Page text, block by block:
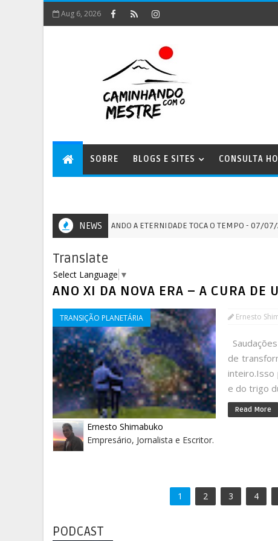
Aug 6, 2026
SOBRE BLOGS E SITES CONSULTA
NEWS
PORTAL 7:7 - QUANDO A ETERNIDADE TOCA O TEMPO - 07/07/2026
Translate
Select Language ▼
ANO XI DA NOVA ERA – A CURA
TRANSIÇÃO PLANETÁRIA Ernesto
de
inteiro.Isso
e do trigo
Read More
Ernesto Shimabuko
Empresário, Jornalista e Escritor.
1 2 3 4
PODCAST